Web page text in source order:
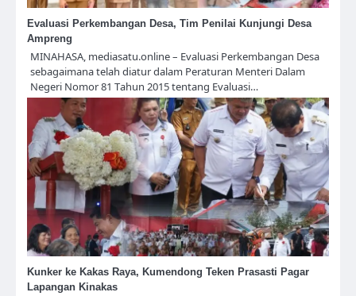
Evaluasi Perkembangan Desa, Tim Penilai Kunjungi Desa
Ampreng
MINAHASA, mediasatu.online – Evaluasi Perkembangan Desa
sebagaimana telah diatur dalam Peraturan Menteri Dalam
Negeri Nomor 81 Tahun 2015 tentang Evaluasi…
Kunker ke Kakas Raya, Kumendong Teken Prasasti Pagar
Lapangan Kinakas